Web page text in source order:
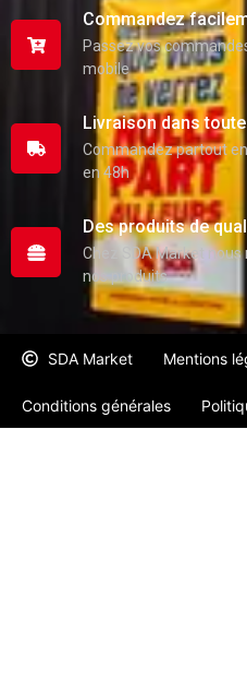
Commandez
Passez vos
mobile
Livraison dans
Commandez partout
en 48h
Des produits de
Chez SDA Market
nos produits
SDA Market Mentions
Conditions générales